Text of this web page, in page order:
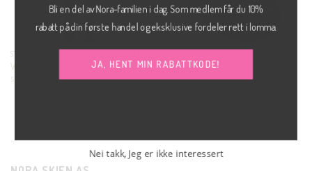
STRØMPEBUKSE
Warmy fleece
strømpebukse
kr200.00
ICHI Rakel hood
Bli en del av Nora-familien i dag. Som medlem får du 10%
rabatt på din første handel og eksklusive fordeler rett i lomma.
JA, HENT MIN RABATTKODE!
Nei takk, Jeg er ikke interessert